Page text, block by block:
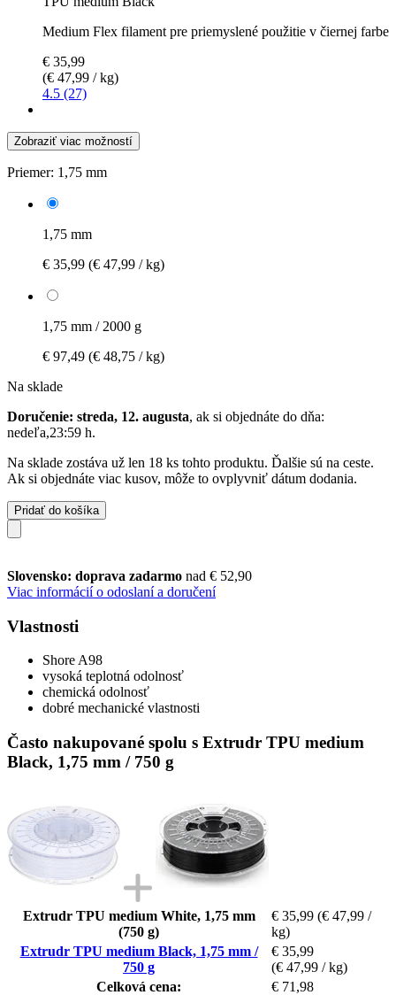
Medium Flex filament pre priemyslené použitie v čiernej farbe
€ 35,99
(€ 47,99 / kg)
4.5 (27)
Zobraziť viac možností
Priemer: 1,75 mm
1,75 mm
€ 35,99 (€ 47,99 / kg)
1,75 mm / 2000 g
€ 97,49 (€ 48,75 / kg)
Na sklade
Doručenie: streda, 12. augusta, ak si objednáte do dňa:
nedeľa,23:59 h.
Na sklade zostáva už len 18 ks tohto produktu. Ďalšie sú na ceste.
Ak si objednáte viac kusov, môže to ovplyvniť dátum dodania.
Pridať do košíka
Slovensko: doprava zadarmo nad € 52,90
Viac informácií o odoslaní a doručení
Vlastnosti
Shore A98
vysoká teplotná odolnosť
chemická odolnosť
dobré mechanické vlastnosti
Často nakupované spolu s Extrudr TPU medium
Black, 1,75 mm / 750 g
Extrudr TPU medium White, 1,75 mm
(750 g)
€ 35,99 (€ 47,99 /
kg)
Extrudr TPU medium Black, 1,75 mm /
750 g
€ 35,99
(€ 47,99 / kg)
Celková cena:
€ 71,98